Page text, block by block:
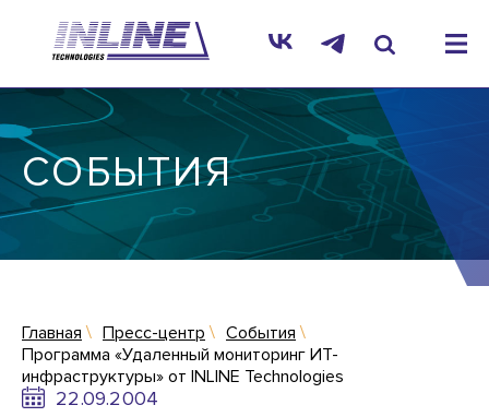
СОБЫТИЯ
Главная Пресс-центр
События
Программа «Удаленный мониторинг ИТ-
инфраструктуры» от INLINE Technologies
22.09.2004